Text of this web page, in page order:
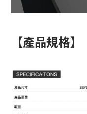
【產品規格】